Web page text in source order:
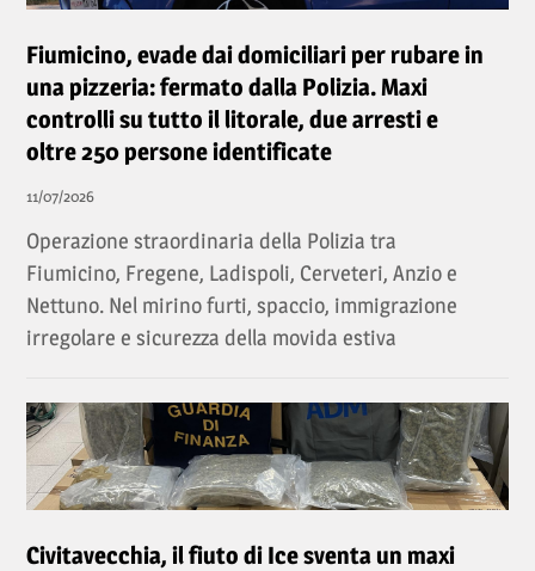
Fiumicino, evade dai domiciliari per rubare in
una pizzeria: fermato dalla Polizia. Maxi
controlli su tutto il litorale, due arresti e
oltre 250 persone identificate
11/07/2026
Operazione straordinaria della Polizia tra
Fiumicino, Fregene, Ladispoli, Cerveteri, Anzio e
Nettuno. Nel mirino furti, spaccio, immigrazione
irregolare e sicurezza della movida estiva
Civitavecchia, il fiuto di Ice sventa un maxi